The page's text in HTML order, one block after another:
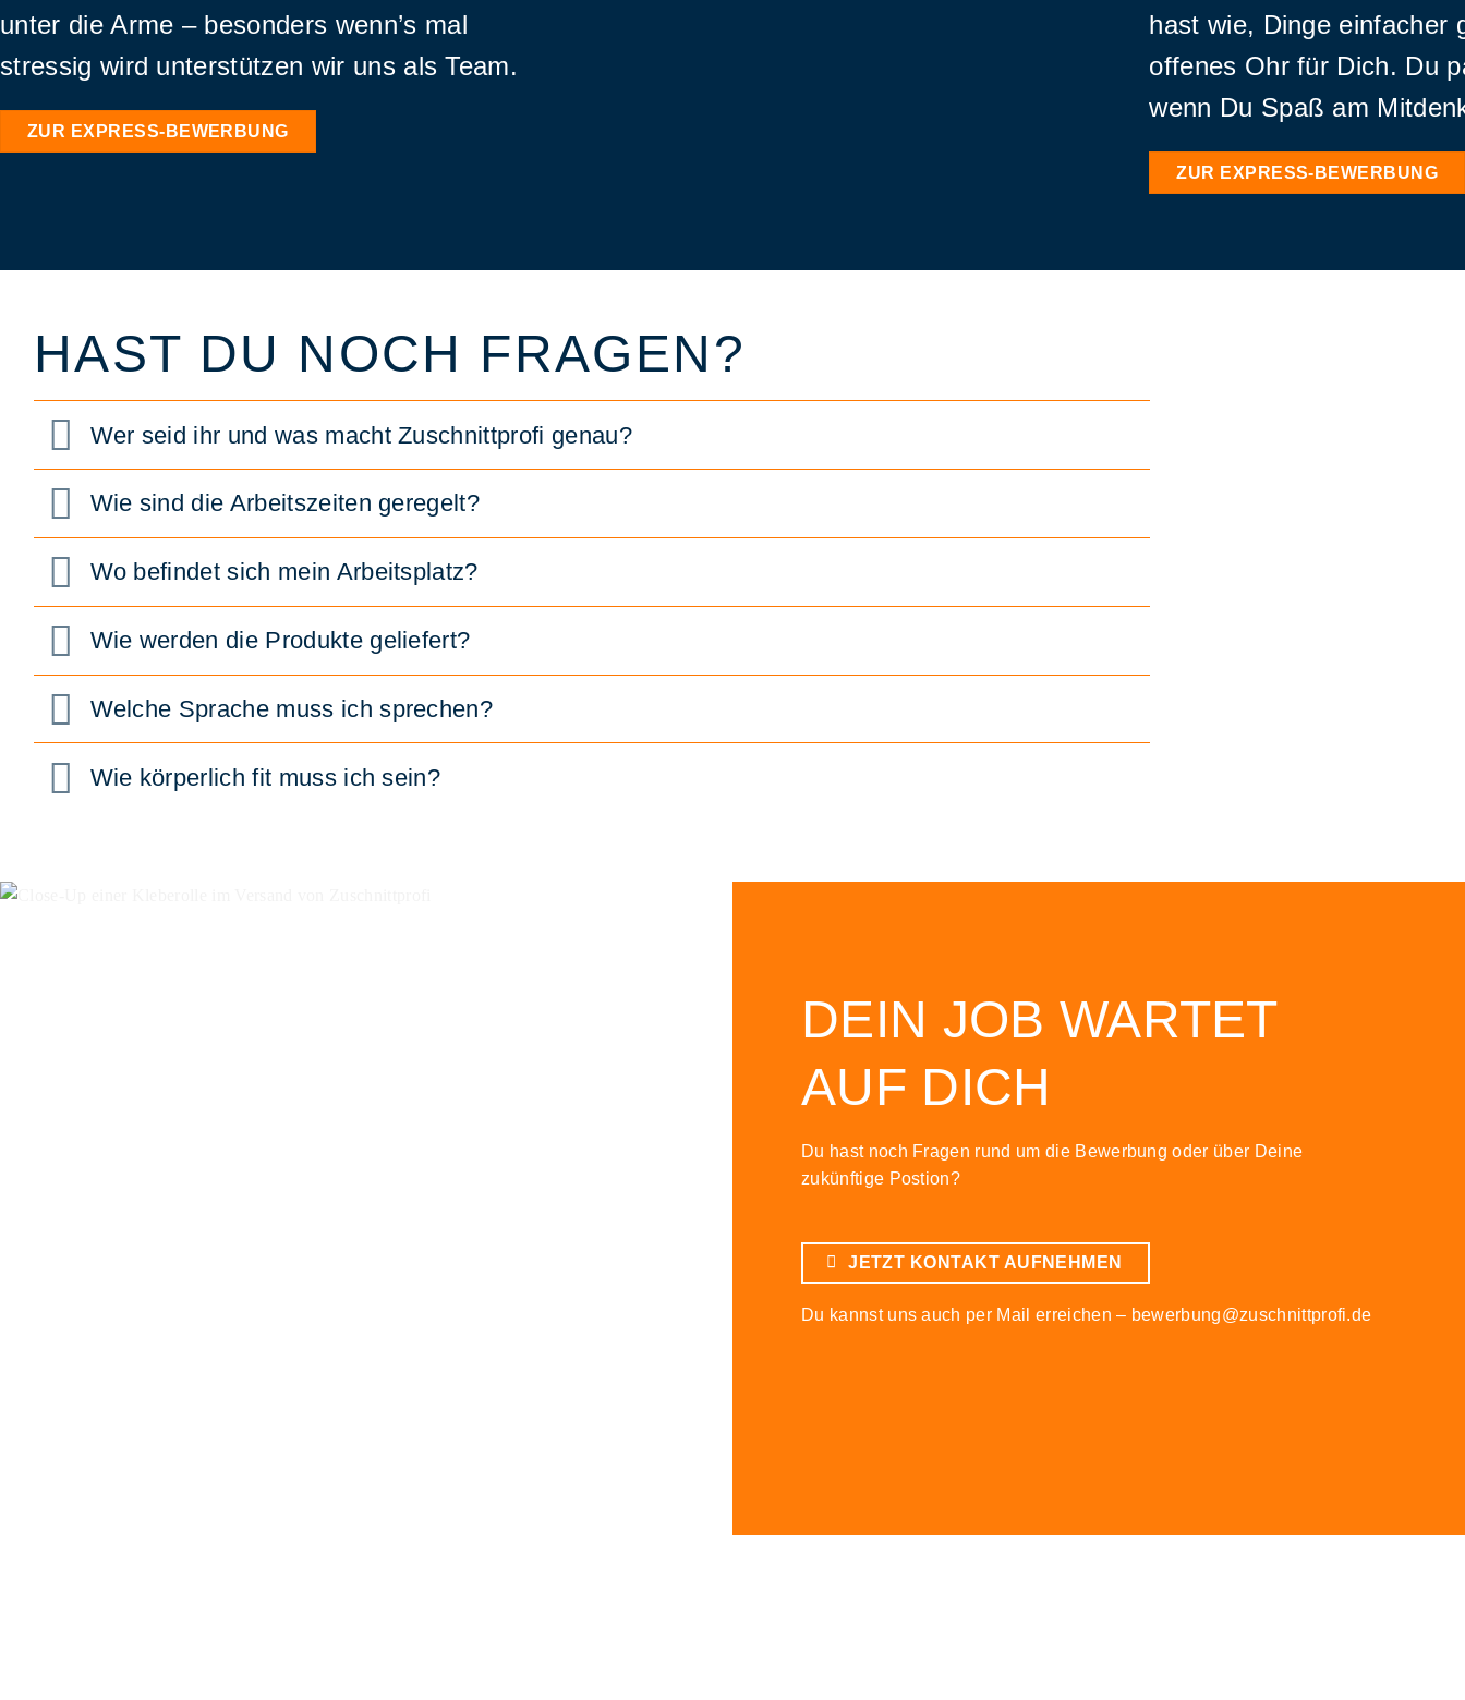
unter die Arme – besonders wenn’s mal
stressig wird unterstützen wir uns als Team.
ZUR EXPRESS-BEWERBUNG
hast wie, Dinge einfacher
offenes Ohr für Dich. Du
wenn Du Spaß am
ZUR EXPRESS-BEWERBUNG
HAST DU NOCH FRAGEN?
Wer seid ihr und was macht Zuschnittprofi genau?
Wie sind die Arbeitszeiten geregelt?
Wo befindet sich mein Arbeitsplatz?
Wie werden die Produkte geliefert?
Welche Sprache muss ich sprechen?
Wie körperlich fit muss ich sein?
DEIN JOB WARTET
AUF DICH
Du hast noch Fragen rund um die Bewerbung oder über Deine
zukünftige Postion?
JETZT KONTAKT AUFNEHMEN
Du kannst uns auch per Mail erreichen – bewerbung@zuschnittprofi.de